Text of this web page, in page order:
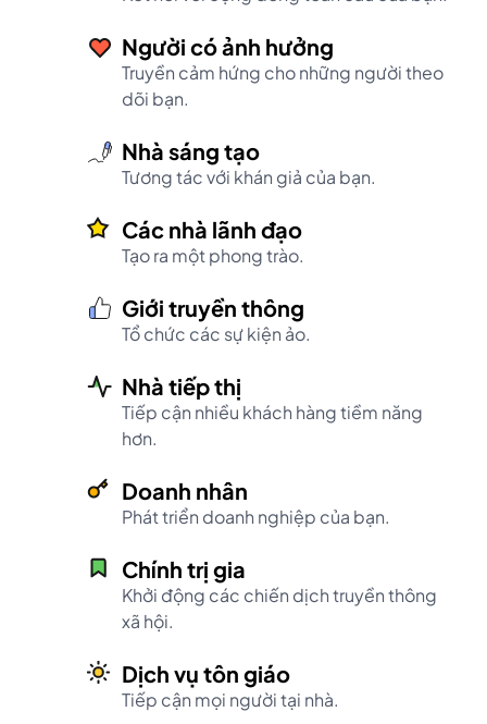
Người có ảnh hưởng
Truyền cảm hứng cho những người theo
dõi bạn.
Nhà sáng tạo
Tương tác với khán giả của bạn.
Các nhà lãnh đạo
Tạo ra một phong trào.
Giới truyền thông
Tổ chức các sự kiện ảo.
Nhà tiếp thị
Tiếp cận nhiều khách hàng tiềm năng
hơn.
Doanh nhân
Phát triển doanh nghiệp của bạn.
Chính trị gia
Khởi động các chiến dịch truyền thông
xã hội.
Dịch vụ tôn giáo
Tiếp cận mọi người tại nhà.